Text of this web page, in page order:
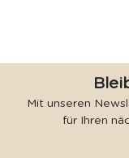
Mit unseren
für Ihren